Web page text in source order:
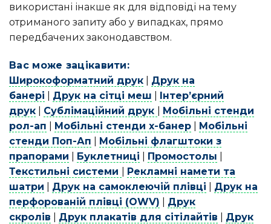
використані інакше як для відповіді на тему
отриманого запиту або у випадках, прямо
передбачених законодавством.
Вас може зацікавити:
Широкоформатний друк
Друк на
банері
Друк на сітці меш
Інтер’єрний
друк
Сублімаційний друк
Мобільні стенди
рол-ап
Мобільні стенди х-банер
Мобільні
стенди Поп-Ап
Мобільні флагштоки з
прапорами
Буклетниці Промостолы
Текстильні системи
Рекламні намети та
шатри
Друк на самоклеючій плівці
Друк на
перфорованій плівці (OWV)
Друк
скролів
Друк плакатів для сітілайтів
Друк